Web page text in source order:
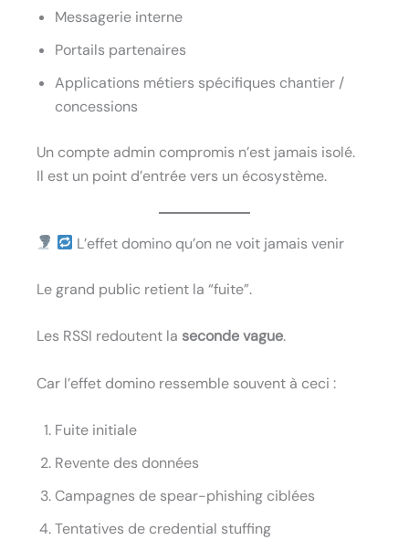
Messagerie interne
Portails partenaires
Applications métiers spécifiques chantier /
concessions
Un compte admin compromis n’est jamais isolé.
Il est un point d’entrée vers un écosystème.
L’effet domino qu’on ne voit jamais venir
Le grand public retient la “fuite”.
Les RSSI redoutent la seconde vague.
Car l’effet domino ressemble souvent à ceci :
Fuite initiale
Revente des données
Campagnes de spear-phishing ciblées
Tentatives de credential stuffing